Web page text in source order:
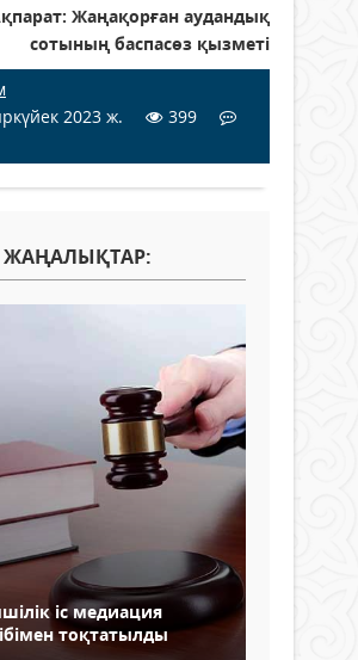
Жаңақорған аудандық
сотының баспасөз қызметі
2023 ж.
399
ЖАҢАЛЫҚТАР:
іс медиация
тоқтатылды